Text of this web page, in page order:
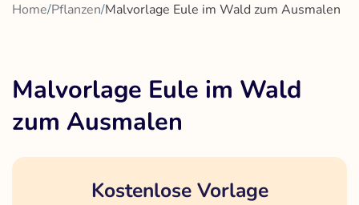
Home/Pflanzen/Malvorlage Eule im Wald zum Ausmalen
Malvorlage Eule im Wald
zum Ausmalen
Kostenlose Vorlage